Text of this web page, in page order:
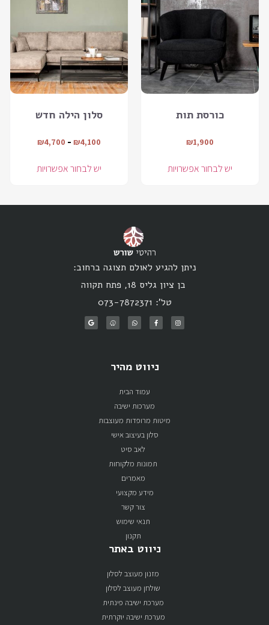
כורסת תות
₪1,900
יש לבחור אפשרויות
סלון הילה חדש
₪4,100
–
₪4,700
יש לבחור אפשרויות
ניתן להגיע לאולם תצוגה ברחוב:
בן ציון גליס 18, פתח תקווה
טל': 073-7872371
ניווט מהיר
עמוד הבית
מערכות ישיבה
מיטות מרופדות מעוצבות
סלון בעיצוב אישי
לאב סיט
תמונות מלקוחות
מאמרים
מידע מקצועי
צור קשר
תנאי שימוש
תקנון
ניווט באתר
מזנון מעוצב לסלון
שולחן מעוצב לסלון
מערכת ישיבה פינתית
מערכת ישיבה יוקרתית